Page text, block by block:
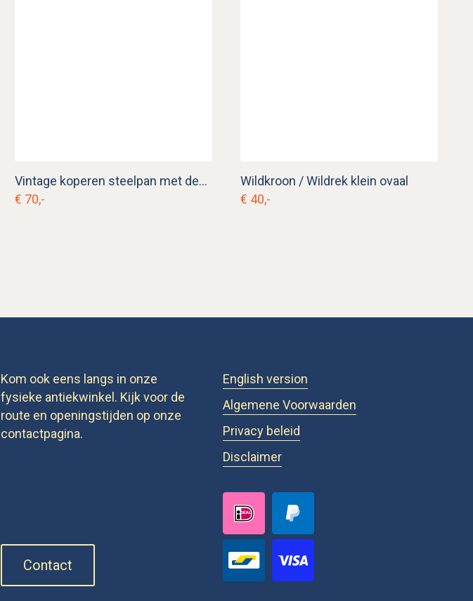
Vintage koperen steelpan met deksel kk. p 18
€ 70,-
Wildkroon / Wildrek klein ovaal
€ 40,-
Kom ook eens langs in onze
fysieke antiekwinkel. Kijk voor de
route en openingstijden op onze
contactpagina.
Contact
English version
Algemene Voorwaarden
Privacy beleid
Disclaimer